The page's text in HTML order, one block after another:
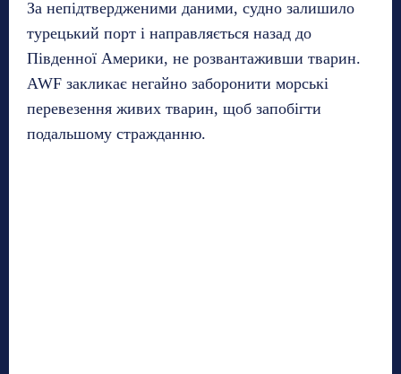
За непідтвердженими даними, судно залишило
турецький порт і направляється назад до
Південної Америки, не розвантаживши тварин.
AWF закликає негайно заборонити морські
перевезення живих тварин, щоб запобігти
подальшому стражданню.